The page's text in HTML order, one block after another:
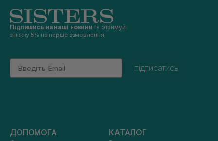
Підпишись на наші новини та отримуй
знижку 5% на перше замовлення
Email
підписатись
ДОПОМОГА КАТАЛОГ